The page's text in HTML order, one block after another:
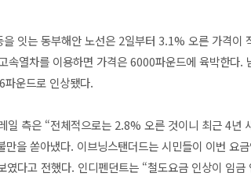
잇는 동부해안 노선은 2일부터 3.1% 오른 가격이
속열차를 이용하면 가격은 6000파운드에 육박한다.
운드로 인상됐다.
일 측은 “전체적으로는 2.8% 오른 것이니 최근 4년
을 쏟아냈다. 이브닝스탠더드는 시민들이 이번 요
다고 전했다. 인디펜던트는 “철도요금 인상이 임금